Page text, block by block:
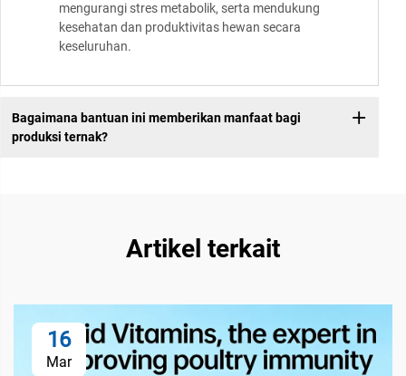
mengurangi stres metabolik, serta mendukung
kesehatan dan produktivitas hewan secara
keseluruhan.
Bagaimana bantuan ini memberikan manfaat bagi
produksi ternak?
Artikel terkait
16
Mar